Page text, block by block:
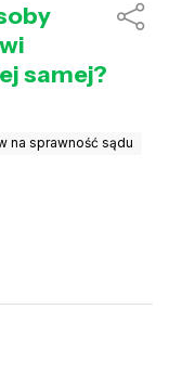
samej?
na sprawność sądu